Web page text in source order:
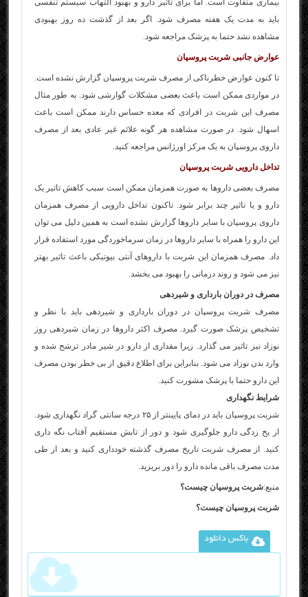
بیماری متفاوت است. اما برای تاثیر دارو و بهبود التهاب سیستم تنفسی
باید به مدت یک هفته مصرف شود. اگر بعد از گذشت ده روز بهبودی
مشاهده نشد حتما به پزشک مراجعه شود.
عوارض جانبی شربت پروسپان
تا کنون عوارض خطرناکی از مصرف شربت پروسپان گزارش نشده است.
در مواردی ممکن است باعث بعضی مشکلات گوارشی شود. به طور مثال
مصرف این شربت در افرادی که معده حساس دارند ممکن است باعث
اسهال شود. در صورت مشاهده هر گونه علائم غیر عادی بعد از مصرف
داروی پروسپان به یک مرکز اورژانس مراجعه کنید.
تداخل دارویی شربت پروسپان
مصرف بعضی داروها به صورت همزمان ممکن است سبب کاهش تاثیر یک
دارو و یا تاثیر چند برابر شود. تاکنون تداخل دارویی از مصرف همزمان
داروی پروسپان با سایر داروها گزارش نشده است به همین دلیل می توان
این دارو را همراه با سایر داروها در زمان سرماخوردگی مورد استفاده قرار
داد. مصرف همزمان این شربت با داروهای آنتی بیوتیکی باعث تاثیر بهتر
نیز می شود و روند درمانی را بهبود می بخشد.
مصرف در دوران بارداری و شیردهی
مصرف شربت پروسپان در دوران بارداری و شیردهی باید با نظر و
تشخیص پزشک صورت گیرد. مصرف اکثر داروها در زمان شیردهی روز
نوزاد نیز تاثیر می گذارد. زیرا مقداری از دارو در شیر مادر ترشح شده و
وارد بدن نوزاد می شود. بنابراین برای اطلاع دقیق از بی خطر بودن مصرف
این دارو حتما با پزشک مشورت کنید.
شرایط نگهداری
شربت پروسپان باید در دمای پایینتر از ۲۵ درجه سانتی گراد نگهداری شود.
از یخ زدگی دارو جلوگیری شود و دور از تابش مستقیم آفتاب نگه داری
کنید. از مصرف شربت تاریخ مصرف گذشته خودداری کنید و بعد از طی
مدت مصرف باقی مانده دارو را دور بریزید.
منبع:شربت پروسپان چیست؟
شربت پروسپان چیست؟
باکس دانلود